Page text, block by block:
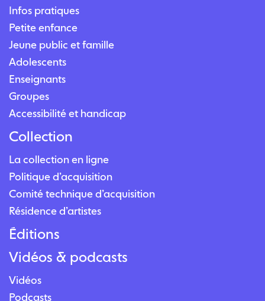
Infos pratiques
Petite enfance
Jeune public et famille
Adolescents
Enseignants
Groupes
Accessibilité et handicap
Collection
La collection en ligne
Politique d’acquisition
Comité technique d’acquisition
Résidence d’artistes
Éditions
Vidéos & podcasts
Vidéos
Podcasts